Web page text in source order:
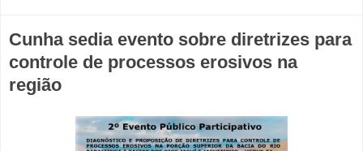
Cunha sedia evento sobre diretrizes para
controle de processos erosivos na
região